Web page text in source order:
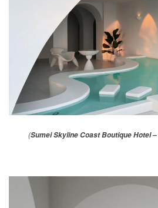
(Sumei Skyline Coast Boutique Hotel –